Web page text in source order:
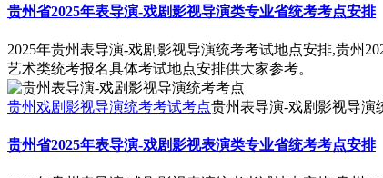
贵州省2025年表导演-戏剧影视导演类专业省统考考点安排
2025年贵州表导演-戏剧影视导演统考考试地点安排,贵州
艺术类统考报名具体考试地点安排供大家参考。
贵州戏剧影视导演统考考试考点贵州表导演-戏剧影视导演
贵州省2025年表导演-戏剧影视表演类专业省统考考点安排